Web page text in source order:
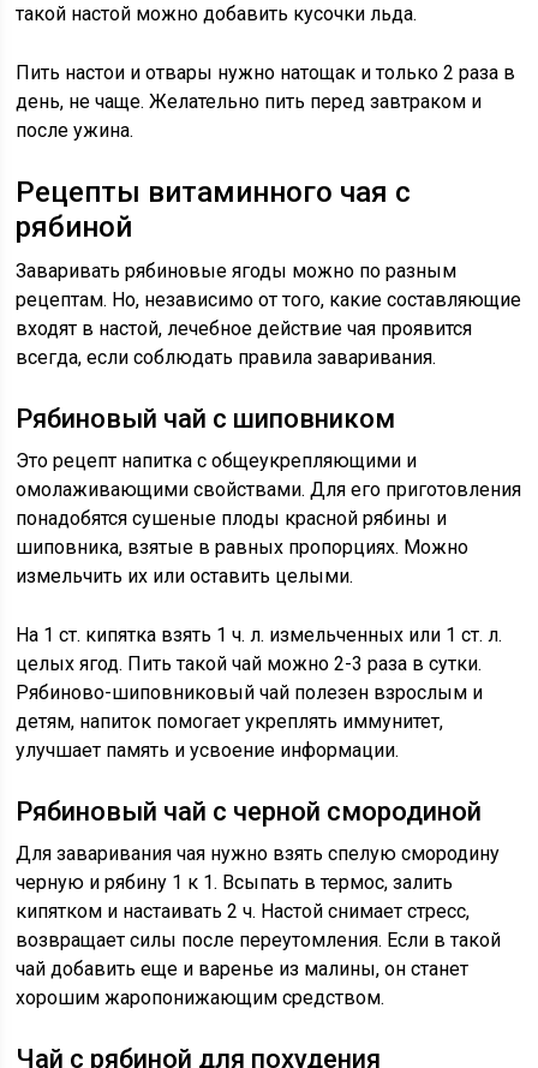
такой настой можно добавить кусочки льда.
Пить настои и отвары нужно натощак и только 2 раза в
день, не чаще. Желательно пить перед завтраком и
после ужина.
Рецепты витаминного чая с
рябиной
Заваривать рябиновые ягоды можно по разным
рецептам. Но, независимо от того, какие составляющие
входят в настой, лечебное действие чая проявится
всегда, если соблюдать правила заваривания.
Рябиновый чай с шиповником
Это рецепт напитка с общеукрепляющими и
омолаживающими свойствами. Для его приготовления
понадобятся сушеные плоды красной рябины и
шиповника, взятые в равных пропорциях. Можно
измельчить их или оставить целыми.
На 1 ст. кипятка взять 1 ч. л. измельченных или 1 ст. л.
целых ягод. Пить такой чай можно 2-3 раза в сутки.
Рябиново-шиповниковый чай полезен взрослым и
детям, напиток помогает укреплять иммунитет,
улучшает память и усвоение информации.
Рябиновый чай с черной смородиной
Для заваривания чая нужно взять спелую смородину
черную и рябину 1 к 1. Всыпать в термос, залить
кипятком и настаивать 2 ч. Настой снимает стресс,
возвращает силы после переутомления. Если в такой
чай добавить еще и варенье из малины, он станет
хорошим жаропонижающим средством.
Чай с рябиной для похудения